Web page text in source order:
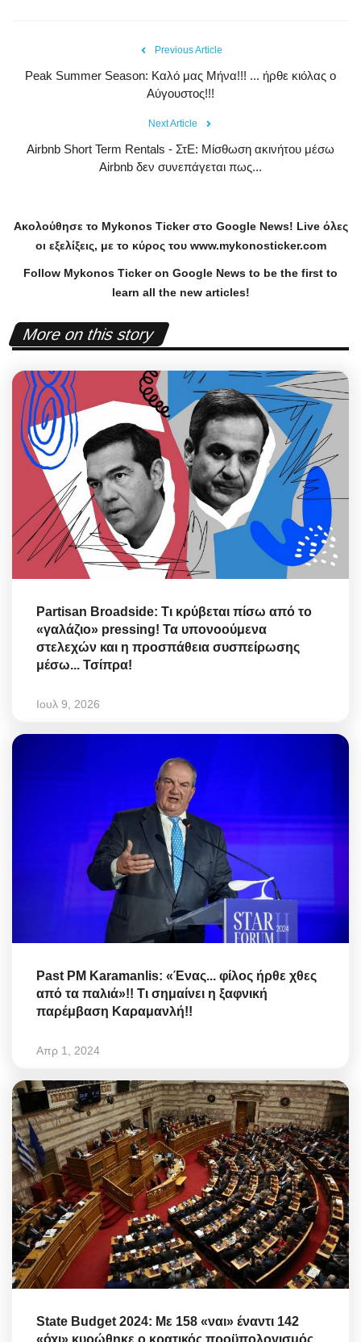
Previous Article
Peak Summer Season: Kαλό μας Μήνα!!! ... ήρθε κιόλας ο
Αύγουστος!!!
Next Article
Airbnb Short Term Rentals - ΣτΕ: Μίσθωση ακινήτου μέσω
Airbnb δεν συνεπάγεται πως...
Ακολούθησε το Mykonos Tickerστο Google News! Liveόλες
οι εξελίξεις, με το κύρος του www.mykonosticker.com
Follow Mykonos Ticker on Google News to be the first to
learn all the new articles!
More on this story
Partisan Broadside: Τι κρύβεται πίσω από το
«γαλάζιο» pressing! Τα υπονοούμενα
στελεχών και η προσπάθεια συσπείρωσης
μέσω... Τσίπρα!
Ιουλ 9, 2026
Past PM Karamanlis: «Ένας... φίλος ήρθε χθες
από τα παλιά»!! Τι σημαίνει η ξαφνική
παρέμβαση Καραμανλή!!
Απρ 1, 2024
State Budget 2024: Με 158 «ναι» έναντι 142
«όχι» κυρώθηκε ο κρατικός προϋπολογισμός